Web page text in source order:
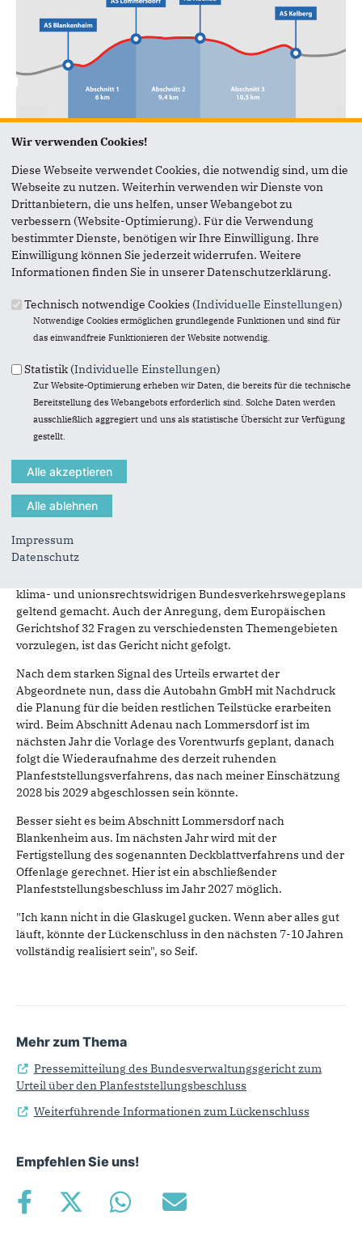
Grafikausschnitt: Landesbetrieb Mobilität Trier / www.a1-lueckenschluss.de
19.11.2025
"Es ist in guter Tag für die Menschen, die Wirtschaft und die
Infrastruktur in Eifel und Deutschland", kommentiert der
Bundestagsabgeordnete Detlef Seif das Urteil des
Bundesverwaltungsgerichts. Das Bundesverwaltungsgericht
hat voll umfänglich die Klagen des BUND gegen die Planung
Seif: "Ich freue mich, dass sich beständiger Kampf für den
Lückenschluss und eine gute Planung auszahlen.
Gemeinsam mit meinem langjährigen Bundestagskollegen
und jetzigen Bundesverkehrsminister Patrick Schnieder
sowie vielen anderen Kollegen habe ich mich unermüdlich
für das Projekt eingesetzt." Zuletzt war der Entwurf des
Bundeshaushalts angepasst worden, um die Finanzierung
sicherzustellen. Nun steht der unverzüglichen Aufnahme der
Teilstück nichts mehr im Wege.
Das Bundesverwaltungsgericht hat in seinem Urteil (BVerwG
9 A 17.25 - Urteil vom 18. November 2025) sämtliche Rügen
Verband hatte unter anderem Verstöße gegen den Gebiets-
und Artenschutz, eine unzureichende Gewässerplanung
klima- und unionsrechtswidrigen Bundesverkehrswegeplans
geltend gemacht. Auch der Anregung, dem Europäischen
Gerichtshof 32 Fragen zu verschiedensten Themengebieten
vorzulegen, ist das Gericht nicht gefolgt.
Nach dem starken Signal des Urteils erwartet der
Abgeordnete nun, dass die Autobahn GmbH mit Nachdruck
die Planung für die beiden restlichen Teilstücke erarbeiten
wird. Beim Abschnitt Adenau nach Lommersdorf ist im
nächsten Jahr die Vorlage des Vorentwurfs geplant, danach
folgt die Wiederaufnahme des derzeit ruhenden
Planfeststellungsverfahrens, das nach meiner Einschätzung
2028 bis 2029 abgeschlossen sein könnte.
Besser sieht es beim Abschnitt Lommersdorf nach
Blankenheim aus. Im nächsten Jahr wird mit der
Fertigstellung des sogenannten Deckblattverfahrens und der
Offenlage gerechnet. Hier ist ein abschließender
Planfeststellungsbeschluss im Jahr 2027 möglich.
"Ich kann nicht in die Glaskugel gucken. Wenn aber alles gut
läuft, könnte der Lückenschluss in den nächsten 7-10 Jahren
vollständig realisiert sein", so Seif.
Mehr zum Thema
Pressemitteilung des Bundesverwaltungsgericht zum
Urteil über den Planfeststellungsbeschluss
Weiterführende Informationen zum Lückenschluss
Empfehlen Sie uns!
Wir verwenden Cookies!
Diese Webseite verwendet Cookies, die notwendig sind, um die
Webseite zu nutzen. Weiterhin verwenden wir Dienste von
Drittanbietern, die uns helfen, unser Webangebot zu
verbessern (Website-Optimierung). Für die Verwendung
bestimmter Dienste, benötigen wir Ihre Einwilligung. Ihre
Einwilligung können Sie jederzeit widerrufen. Weitere
Informationen finden Sie in unserer Datenschutzerklärung.
Technisch notwendige Cookies (Individuelle Einstellungen)
Notwendige Cookies ermöglichen grundlegende Funktionen und sind für
das einwandfreie Funktionieren der Website notwendig.
Statistik (Individuelle Einstellungen)
Zur Website-Optimierung erheben wir Daten, die bereits für die technische
Bereitstellung des Webangebots erforderlich sind. Solche Daten werden
ausschließlich aggregiert und uns als statistische Übersicht zur Verfügung
gestellt.
Impressum
Datenschutz